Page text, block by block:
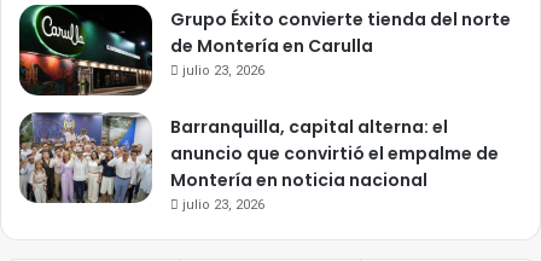
Grupo Éxito convierte tienda del norte
de Montería en Carulla
julio 23, 2026
Barranquilla, capital alterna: el
anuncio que convirtió el empalme de
Montería en noticia nacional
julio 23, 2026